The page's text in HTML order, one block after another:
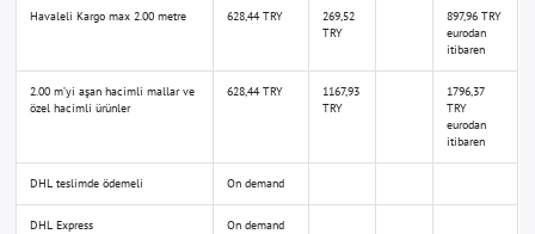
Havaleli Kargo max 2.00 metre 628,44 TRY
269,52
TRY
897,96 TRY
eurodan
itibaren
2.00 m’yi aşan hacimli mallar ve
özel hacimli ürünler
628,44 TRY
1167,93
TRY
1796,37
TRY
eurodan
itibaren
DHL teslimde ödemeli On demand
DHL Express On demand